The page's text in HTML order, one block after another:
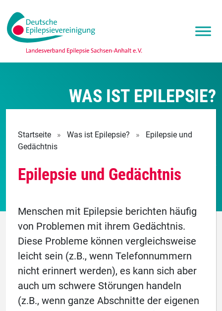
WAS IST EPILEPSIE?
Startseite » Was ist Epilepsie? »
Epilepsie und
Gedächtnis
Epilepsie und Gedächtnis
Menschen mit Epilepsie berichten häufig
von Problemen mit ihrem Gedächtnis.
Diese Probleme können vergleichsweise
leicht sein (z.B., wenn Telefonnummern
nicht erinnert werden), es kann sich aber
auch um schwere Störungen handeln
(z.B., wenn ganze Abschnitte der eigenen